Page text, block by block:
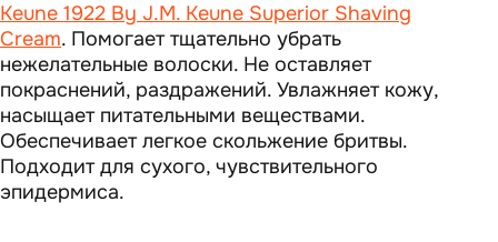
Keune 1922 By J.M. Keune Superior Shaving
Cream. Помогает тщательно убрать
нежелательные волоски. Не оставляет
покраснений, раздражений. Увлажняет кожу,
насыщает питательными веществами.
Обеспечивает легкое скольжение бритвы.
Подходит для сухого, чувствительного
эпидермиса.